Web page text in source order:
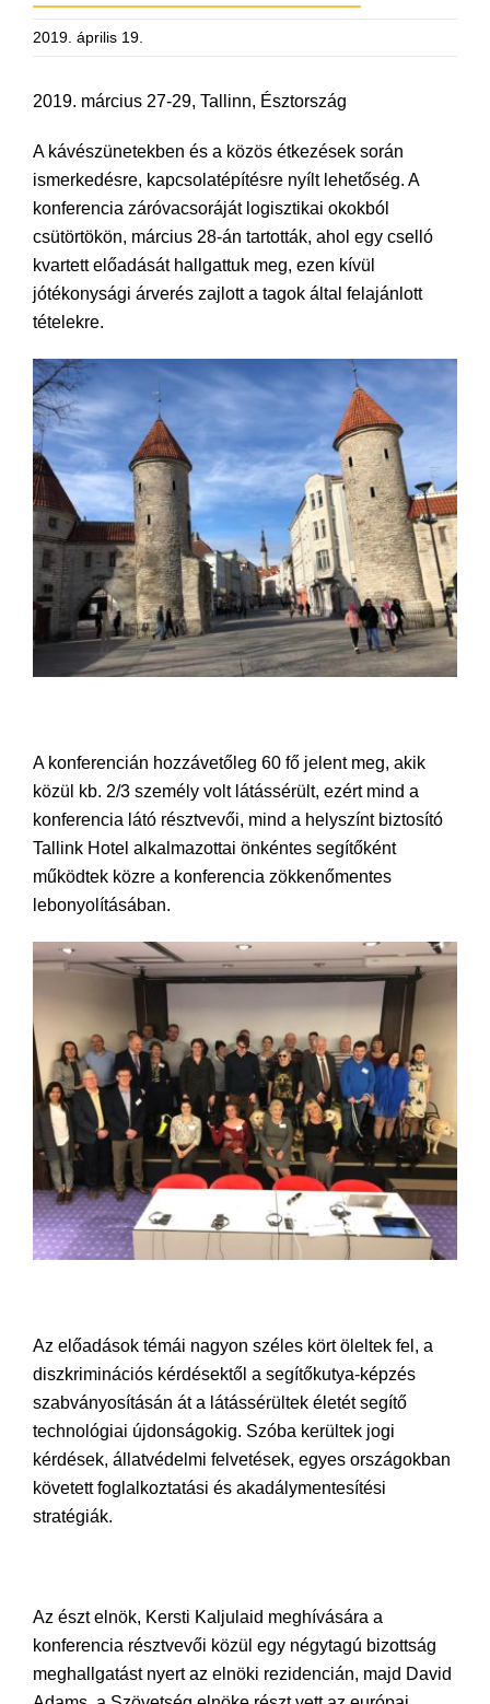
2019. április 19.
2019. március 27-29, Tallinn, Észtország
A kávészünetekben és a közös étkezések során
ismerkedésre, kapcsolatépítésre nyílt lehetőség. A
konferencia záróvacsoráját logisztikai okokból
csütörtökön, március 28-án tartották, ahol egy cselló
kvartett előadását hallgattuk meg, ezen kívül
jótékonysági árverés zajlott a tagok által felajánlott
tételekre.
A konferencián hozzávetőleg 60 fő jelent meg, akik
közül kb. 2/3 személy volt látássérült, ezért mind a
konferencia látó résztvevői, mind a helyszínt biztosító
Tallink Hotel alkalmazottai önkéntes segítőként
működtek közre a konferencia zökkenőmentes
lebonyolításában.
Az előadások témái nagyon széles kört öleltek fel, a
diszkriminációs kérdésektől a segítőkutya-képzés
szabványosításán át a látássérültek életét segítő
technológiai újdonságokig. Szóba kerültek jogi
kérdések, állatvédelmi felvetések, egyes országokban
követett foglalkoztatási és akadálymentesítési
stratégiák.
Az észt elnök, Kersti Kaljulaid meghívására a
konferencia résztvevői közül egy négytagú bizottság
meghallgatást nyert az elnöki rezidencián, majd David